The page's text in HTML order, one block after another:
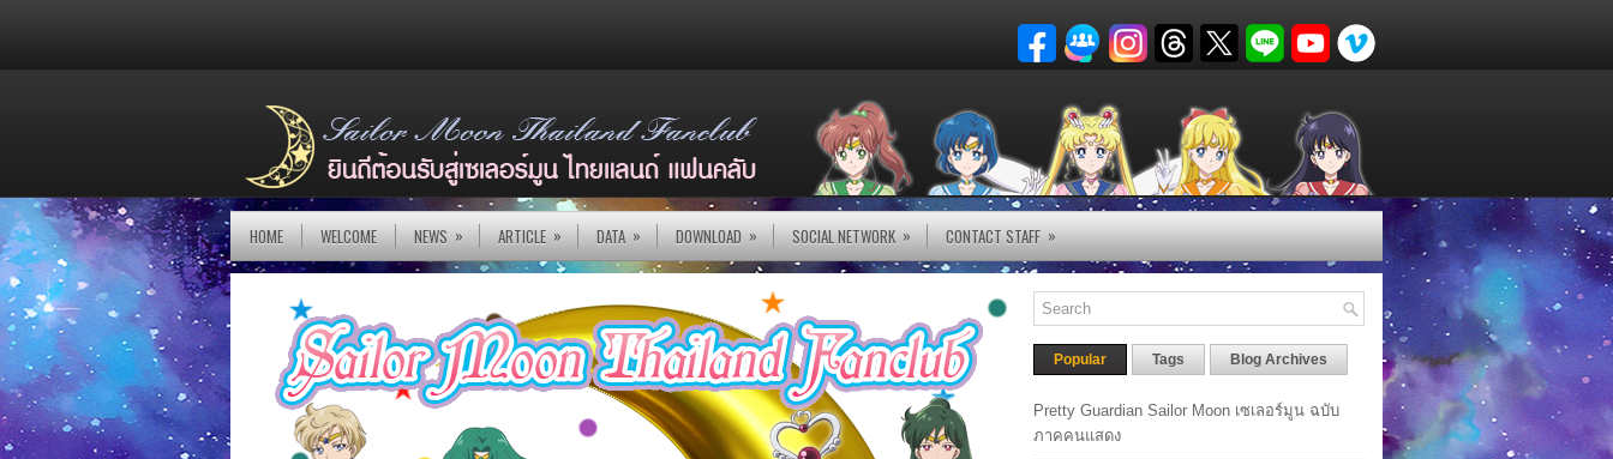
HOME WELCOME NEWS » ARTICLE » DATA » DOWNLOAD » SOCIAL NETWORK » CONTACT STAFF »
Popular Tags Blog Archives
Pretty Guardian Sailor Moon เซเลอร์มูน ฉบับ
ภาคคนแสดง